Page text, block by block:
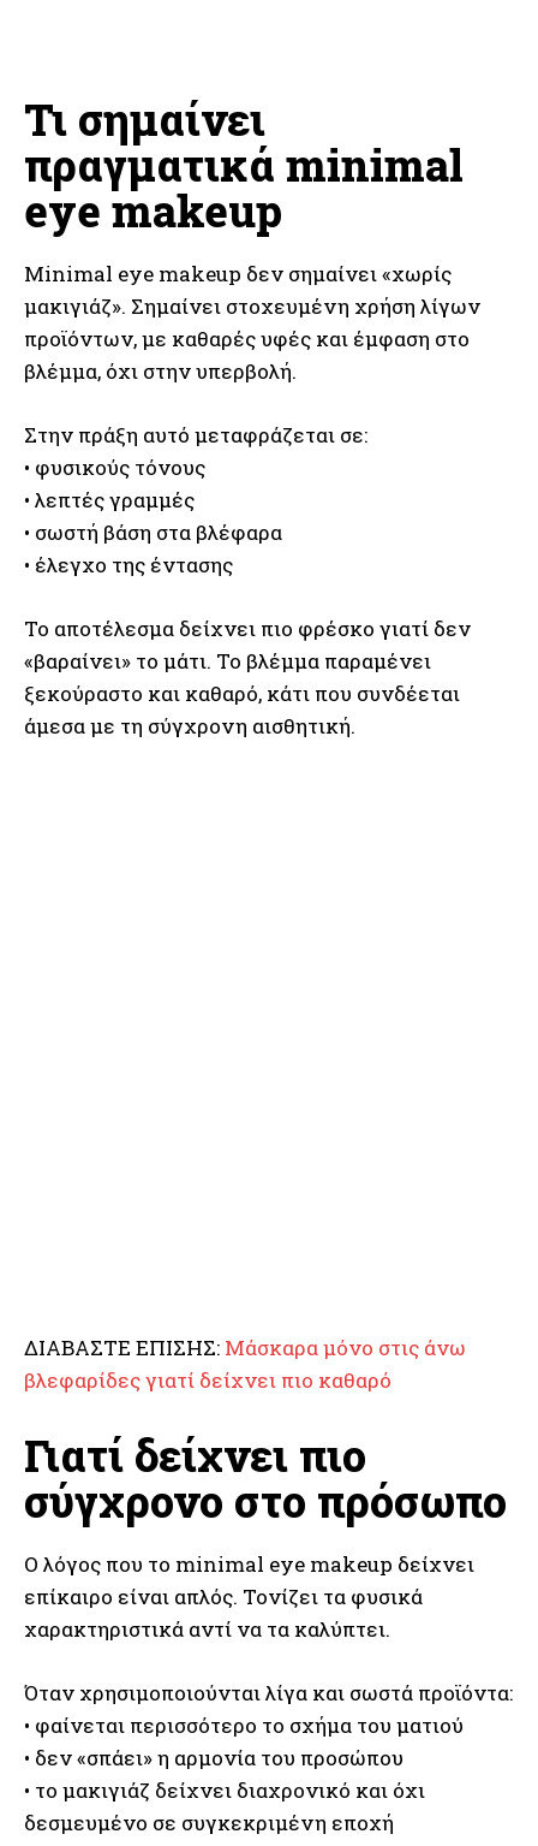
Τι σημαίνει
πραγματικά minimal
eye makeup
Minimal eye makeup δεν σημαίνει «χωρίς
μακιγιάζ». Σημαίνει στοχευμένη χρήση λίγων
προϊόντων, με καθαρές υφές και έμφαση στο
βλέμμα, όχι στην υπερβολή.
Στην πράξη αυτό μεταφράζεται σε:
• φυσικούς τόνους
• λεπτές γραμμές
• σωστή βάση στα βλέφαρα
• έλεγχο της έντασης
Το αποτέλεσμα δείχνει πιο φρέσκο γιατί δεν
«βαραίνει» το μάτι. Το βλέμμα παραμένει
ξεκούραστο και καθαρό, κάτι που συνδέεται
άμεσα με τη σύγχρονη αισθητική.
ΔΙΑΒΑΣΤΕ ΕΠΙΣΗΣ: Μάσκαρα μόνο στις άνω
βλεφαρίδες γιατί δείχνει πιο καθαρό
Γιατί δείχνει πιο
σύγχρονο στο πρόσωπο
Ο λόγος που το minimal eye makeup δείχνει
επίκαιρο είναι απλός. Τονίζει τα φυσικά
χαρακτηριστικά αντί να τα καλύπτει.
Όταν χρησιμοποιούνται λίγα και σωστά προϊόντα:
• φαίνεται περισσότερο το σχήμα του ματιού
• δεν «σπάει» η αρμονία του προσώπου
• το μακιγιάζ δείχνει διαχρονικό και όχι
δεσμευμένο σε συγκεκριμένη εποχή